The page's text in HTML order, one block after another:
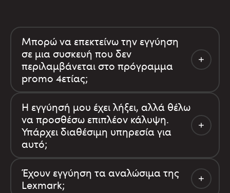
Μπορώ να επεκτείνω την εγγύηση
σε μια συσκευή που δεν
περιλαμβάνεται στο πρόγραμμα
promo 4ετίας;
Η εγγύησή μου έχει λήξει, αλλά θέλω
να προσθέσω επιπλέον κάλυψη.
Υπάρχει διαθέσιμη υπηρεσία για
αυτό;
Έχουν εγγύηση τα αναλώσιμα της
Lexmark;